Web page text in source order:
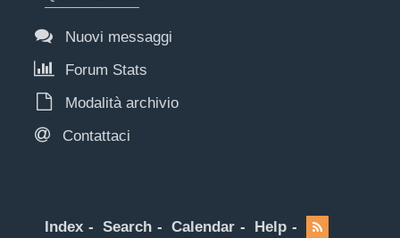
Nuovi messaggi
Forum Stats
Modalità archivio
Contattaci
Index Search Calendar Help